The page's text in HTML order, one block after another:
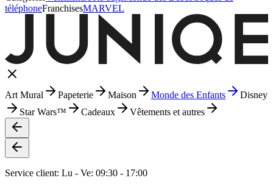
téléphoneFranchisesMARVEL
Art Mural Papeterie Maison Monde des Enfants
Disney
Star Wars™
Cadeaux Vêtements et autres
Service client: Lu - Ve: 09:30 - 17:00